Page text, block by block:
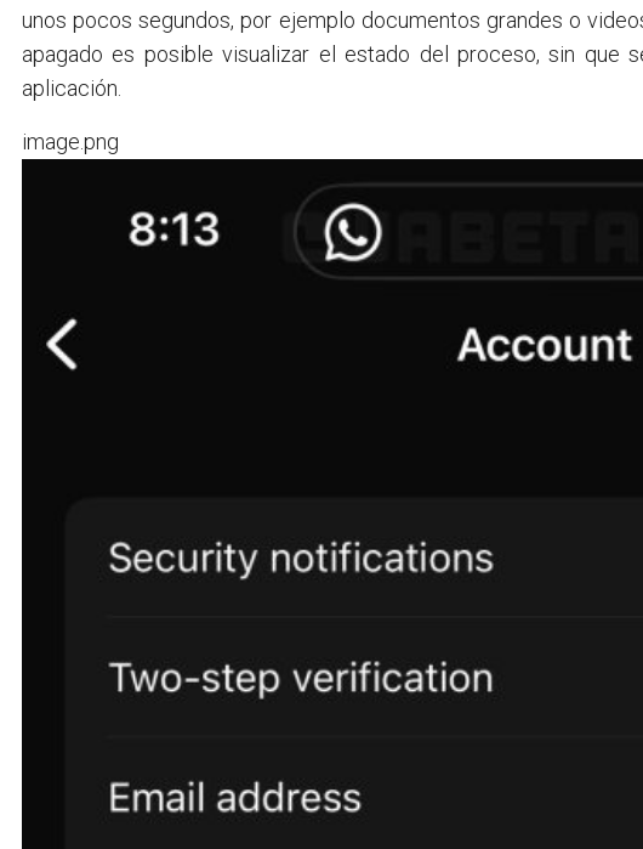
unos pocos segundos, por ejemplo documentos grandes o
apagado es posible visualizar el estado del proceso, sin que
aplicación.
image.png